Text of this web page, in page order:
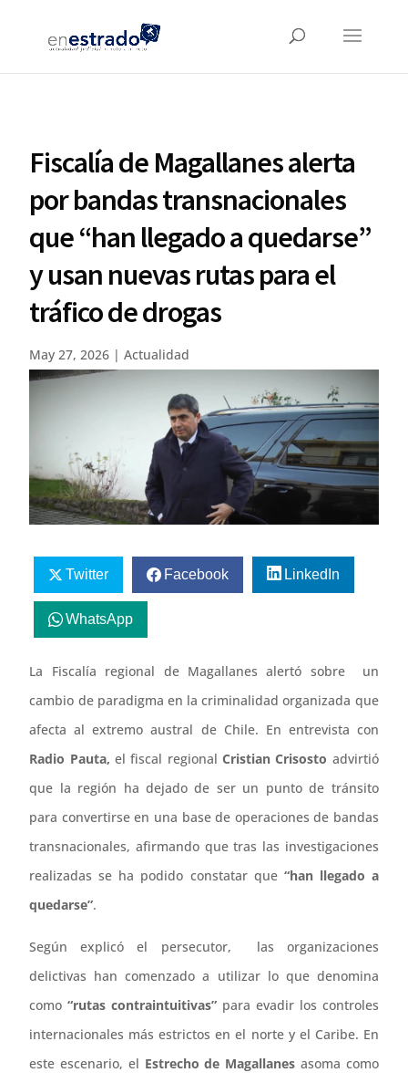
Fiscalía de Magallanes alerta
por bandas transnacionales
que “han llegado a quedarse”
y usan nuevas rutas para el
tráfico de drogas
May 27, 2026 |Actualidad
Twitter Facebook LinkedIn
WhatsApp
La Fiscalía regional de Magallanes alertó sobre un
cambio de paradigma en la criminalidad organizada que
afecta al extremo austral de Chile. En entrevista con
Radio Pauta, el fiscal regional Cristian Crisosto advirtió
que la región ha dejado de ser un punto de tránsito
para convertirse en una base de operaciones de bandas
transnacionales, afirmando que tras las investigaciones
realizadas se ha podido constatar que “han llegado a
quedarse”.
Según explicó el persecutor, las organizaciones
delictivas han comenzado a utilizar lo que denomina
como“rutas contraintuitivas” para evadir los controles
internacionales más estrictos en el norte y el Caribe. En
este escenario, el Estrecho de Magallanes asoma como